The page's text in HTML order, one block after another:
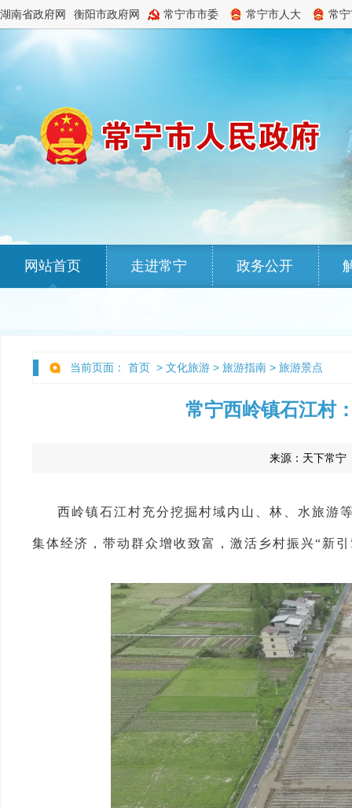
湖南省政府网 衡阳市政府网 常宁市市委 常宁市人大 常
网站首页 走进常宁 政务公开
当前页面： 首页 > 文化旅游 > 旅游指南 > 旅游景点
常宁西岭镇石江村
来源： 天下常宁
西岭镇石江村充分挖掘村域内山、林、水旅游
集体经济，带动群众增收致富，激活乡村振兴“新